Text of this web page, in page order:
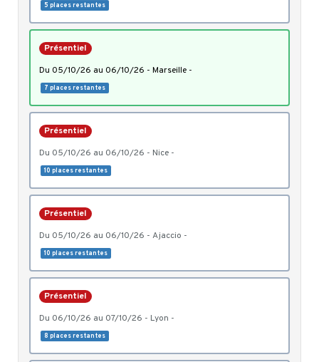
5 places restantes
Présentiel
du 05/10/26 au 06/10/26 - Marseille -
7 places restantes
Présentiel
du 05/10/26 au 06/10/26 - Nice -
10 places restantes
Présentiel
du 05/10/26 au 06/10/26 - Ajaccio -
10 places restantes
Présentiel
du 06/10/26 au 07/10/26 - Lyon -
8 places restantes